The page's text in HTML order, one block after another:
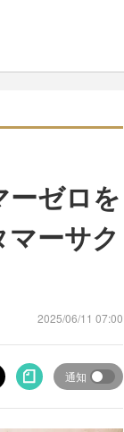
ーゼロを
ーサク
2025/06/11 07:00
通知